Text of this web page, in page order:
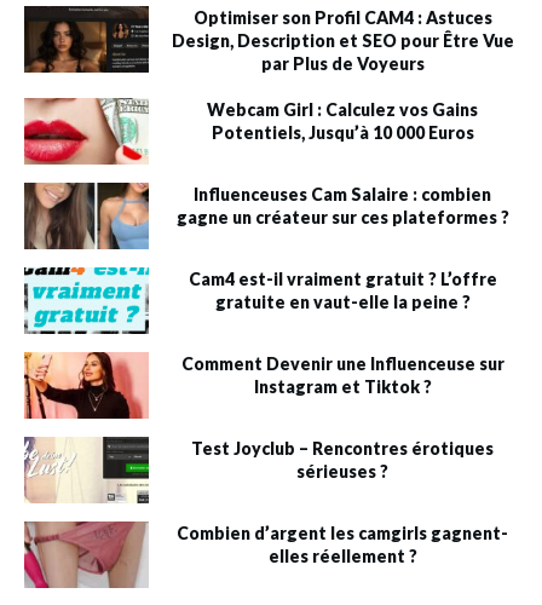
Optimiser son Profil CAM4 : Astuces
Design, Description et SEO pour Être Vue
par Plus de Voyeurs
Webcam Girl : Calculez vos Gains
Potentiels, Jusqu’à 10 000 Euros
Influenceuses Cam Salaire : combien
gagne un créateur sur ces plateformes ?
Cam4 est-il vraiment gratuit ? L’offre
gratuite en vaut-elle la peine ?
Comment Devenir une Influenceuse sur
Instagram et Tiktok ?
Test Joyclub – Rencontres érotiques
sérieuses ?
Combien d’argent les camgirls gagnent-
elles réellement ?